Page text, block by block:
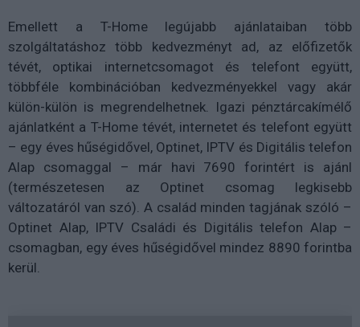
Emellett a T-Home legújabb ajánlataiban több
szolgáltatáshoz több kedvezményt ad, az előfizetők
tévét, optikai internetcsomagot és telefont együtt,
többféle kombinációban kedvezményekkel vagy akár
külön-külön is megrendelhetnek. Igazi pénztárcakímélő
ajánlatként a T-Home tévét, internetet és telefont együtt
– egy éves hűségidővel, Optinet, IPTV és Digitális telefon
Alap csomaggal – már havi 7690 forintért is ajánl
(természetesen az Optinet csomag legkisebb
változatáról van szó). A család minden tagjának szóló –
Optinet Alap, IPTV Családi és Digitális telefon Alap –
csomagban, egy éves hűségidővel mindez 8890 forintba
kerül.